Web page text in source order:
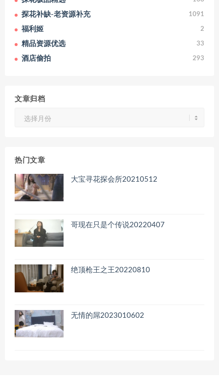
探花补缺-老资源补充 1091
福利姬 2
精品资源优选 33
酒店偷拍 293
文章归档
热门文章
大宝寻花探会所20210512
哥现在只是个传说20220407
绝顶枪王之王20220810
无情的屌2023010602